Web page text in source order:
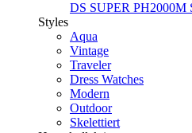
DS SUPER PH2000M
Styles
Aqua
Vintage
Traveler
Dress Watches
Modern
Outdoor
Skelettiert